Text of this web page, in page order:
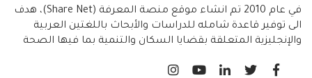
في عام 2010 تم انشاء موقع منصة المعرفة (Share Net)، هدف
الى توفير قاعدة شامله للدراسات والأبحاث باللغتين العربية
والإنجليزية المتعلقة بقضايا السكان والتنمية بما فيها الصحة